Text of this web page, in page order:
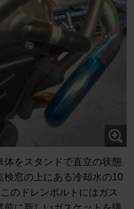
をスタンドで直立の状態
窓の上にある冷却水の10
のドレンボルトにはガス